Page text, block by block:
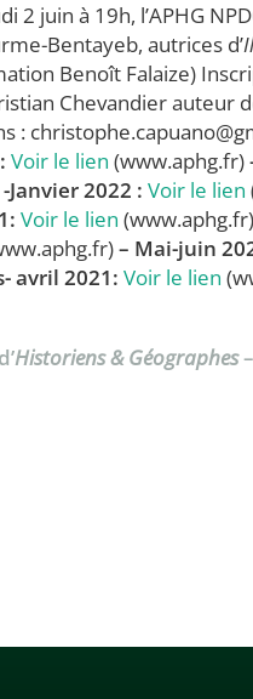
2 juin à 19h, l’APHG
Bentayeb, autrices d’
Benoît Falaize)
Chevandier auteur
:
Voir le lien (www.aphg.fr)
-Janvier 2022 : Voir le lien
Voir le lien (www.aphg.fr)
– Mai-juin
avril 2021: Voir le lien
Historiens & Géographes